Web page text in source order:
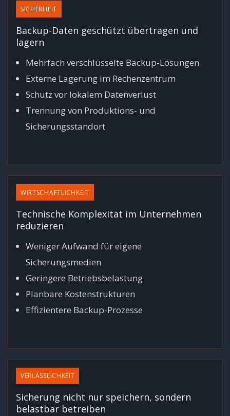
SICHERHEIT
Backup-Daten geschützt übertragen und
lagern
Mehrfach verschlüsselte Backup-Lösungen
Externe Lagerung im Rechenzentrum
Schutz vor lokalem Datenverlust
Trennung von Produktions- und
Sicherungsstandort
WIRTSCHAFTLICHKEIT
Technische Komplexität im Unternehmen
reduzieren
Weniger Aufwand für eigene
Sicherungsmedien
Geringere Betriebsbelastung
Planbare Kostenstrukturen
Effizientere Backup-Prozesse
VERLÄSSLICHKEIT
Sicherung nicht nur speichern, sondern
belastbar betreiben